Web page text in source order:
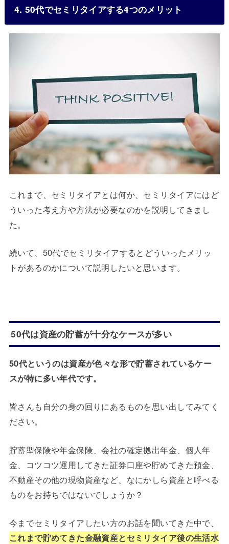
4. 50代でセミリタイアする4つのメリット
これまで、セミリタイアとは何か、セミリタイアにはど
ういった考え方や方法が必要なのかを説明してきまし
た。
続いて、50代でセミリタイアするとどういったメリッ
トがあるのかについて説明したいと思います。
50代は資産の貯蓄が十分なケースが多い
50代というのは資産が色々な形で貯蓄されているケー
スが特に多い年代です。
皆さんも自分の身の回りにあるものを思い出してみてく
ださい。
貯蓄型保険や年金保険、会社の確定拠出年金、個人年
金、コツコツ運用してきた証券口座や貯めてきた預金、
不動産その他の現物資産など、なにかしら資産と呼べる
ものをお持ちではないでしょうか？
今までセミリタイアしたい方のお話を聞いてきた中で、
これまで貯めてきた金融資産とセミリタイア後の生活水